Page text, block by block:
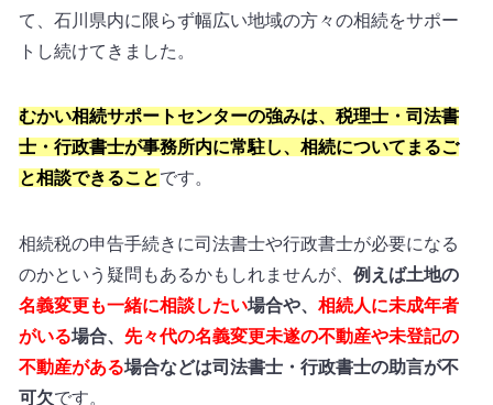
て、石川県内に限らず幅広い地域の方々の相続をサポー
トし続けてきました。
むかい相続サポートセンターの強みは、税理士・司法書
士・行政書士が事務所内に常駐し、相続についてまるご
と相談できることです。
相続税の申告手続きに司法書士や行政書士が必要になる
のかという疑問もあるかもしれませんが、 例えば土地の
名義変更も一緒に相談したい場合や、 相続人に未成年者
がいる場合、 先々代の名義変更未遂の不動産や未登記の
不動産がある場合などは司法書士・行政書士の助言が不
可欠です。